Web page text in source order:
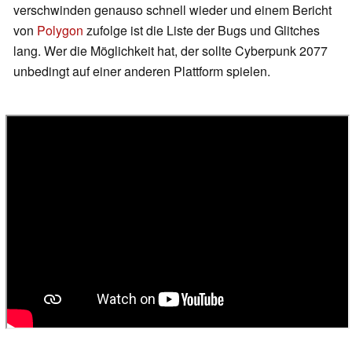
verschwinden genauso schnell wieder und einem Bericht
von Polygon zufolge ist die Liste der Bugs und Glitches
lang. Wer die Möglichkeit hat, der sollte Cyberpunk 2077
unbedingt auf einer anderen Plattform spielen.